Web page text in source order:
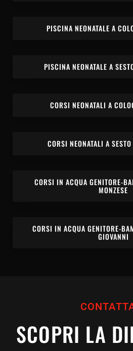
PISCINA NEONATALE A
PISCINA NEONATALE A
CORSI NEONATALI A
CORSI NEONATALI A
CORSI IN ACQUA GENITORE-
MONZESE
CORSI IN ACQUA GENITORE-
GIOVANNI
SCOPRI LA